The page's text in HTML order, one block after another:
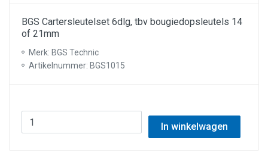
BGS Cartersleutelset 6dlg, tbv bougiedopsleutels 14
of 21mm
Merk: BGS Technic
Artikelnummer: BGS1015
In winkelwagen